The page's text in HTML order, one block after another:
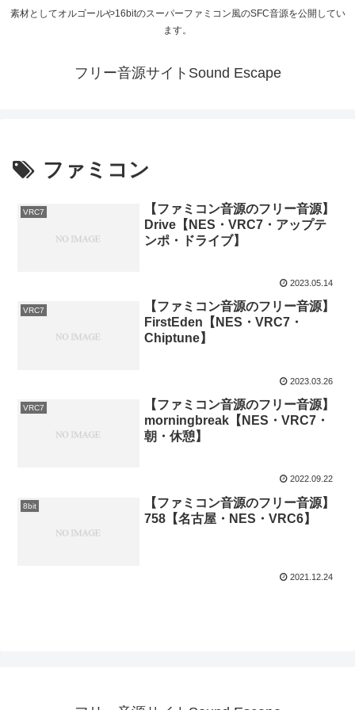
素材としてオルゴールや16bitのスーパーファミコン風のSFC音源を公開してい
ます。
フリー音源サイトSound Escape
ファミコン
VRC7
【ファミコン音源のフリー音源】
Drive【NES・VRC7・アップテ
ンポ・ドライブ】
2023.05.14
VRC7
【ファミコン音源のフリー音源】
FirstEden【NES・VRC7・
Chiptune】
2023.03.26
VRC7
【ファミコン音源のフリー音源】
morningbreak【NES・VRC7・
朝・休憩】
2022.09.22
8bit
【ファミコン音源のフリー音源】
758【名古屋・NES・VRC6】
2021.12.24